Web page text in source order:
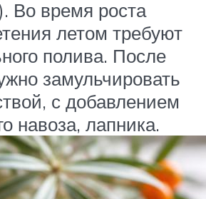
Во время роста
летом требуют
полива. После
замульчировать
с добавлением
навоза, лапника.